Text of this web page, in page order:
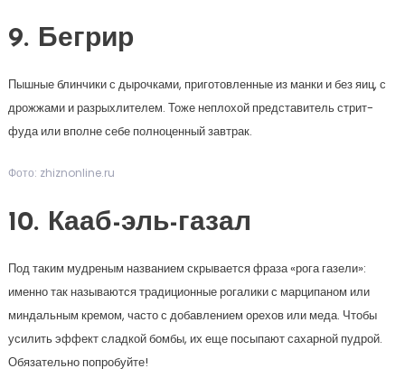
9. Бегрир
Пышные блинчики с дырочками, приготовленные из манки и без яиц, с
дрожжами и разрыхлителем. Тоже неплохой представитель стрит-
фуда или вполне себе полноценный завтрак.
Фото: zhiznonline.ru
10. Кааб-эль-газал
Под таким мудреным названием скрывается фраза «рога газели»:
именно так называются традиционные рогалики с марципаном или
миндальным кремом, часто с добавлением орехов или меда. Чтобы
усилить эффект сладкой бомбы, их еще посыпают сахарной пудрой.
Обязательно попробуйте!